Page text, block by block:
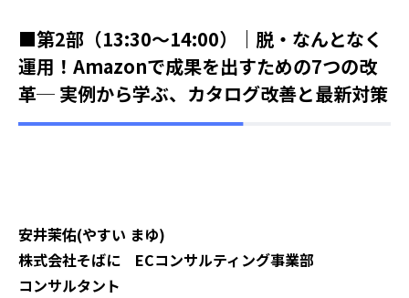
■第2部（13:30～14:00）｜脱・なんとなく
運用！Amazonで成果を出すための7つの改
革─ 実例から学ぶ、カタログ改善と最新対策
安井茉佑(やすい まゆ)
株式会社そばに ECコンサルティング事業部
コンサルタント